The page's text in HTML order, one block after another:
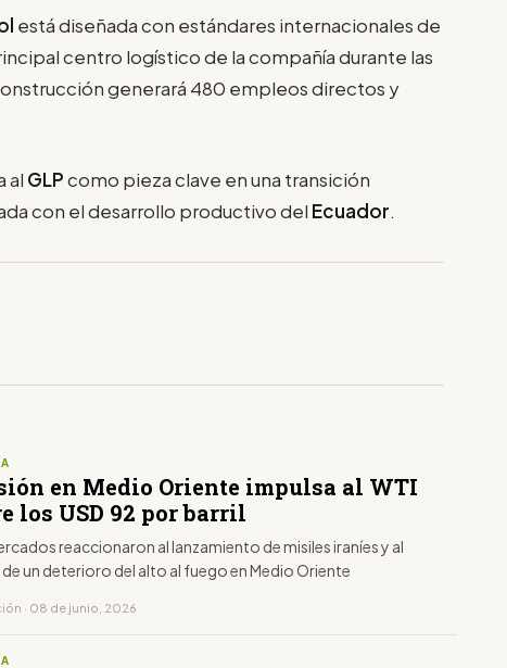
está diseñada con estándares internacionales de
centro logístico de la compañía durante las
generará 480 empleos directos y
al GLPcomo pieza clave en una transición
con el desarrollo productivo del Ecuador.
en Medio Oriente impulsa al WTI
los USD 92 por barril
reaccionaron al lanzamiento de misiles iraníes y al
un deterioro del alto al fuego en Medio Oriente
· 08 de junio, 2026